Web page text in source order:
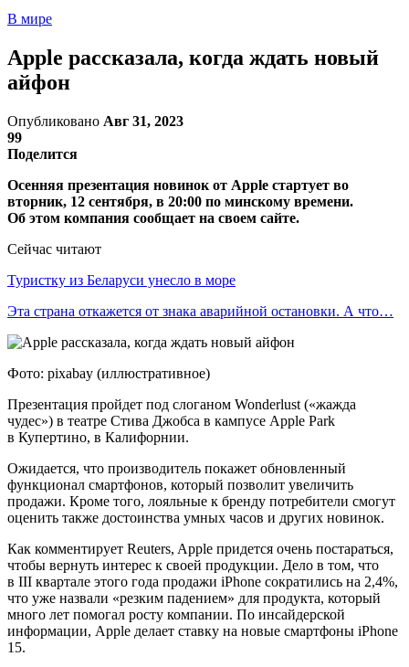
В мире
Apple рассказала, когда ждать новый
айфон
Опубликовано Авг 31, 2023
99
Поделится
Осенняя презентация новинок от Apple стартует во
вторник, 12 сентября, в 20:00 по минскому времени.
Об этом компания сообщает на своем сайте.
Сейчас читают
Туристку из Беларуси унесло в море
Эта страна откажется от знака аварийной остановки. А что…
Фото: pixabay (иллюстративное)
Презентация пройдет под слоганом Wonderlust («жажда
чудес») в театре Стива Джобса в кампусе Apple Park
в Купертино, в Калифорнии.
Ожидается, что производитель покажет обновленный
функционал смартфонов, который позволит увеличить
продажи. Кроме того, лояльные к бренду потребители смогут
оценить также достоинства умных часов и других новинок.
Как комментирует Reuters, Apple придется очень постараться,
чтобы вернуть интерес к своей продукции. Дело в том, что
в III квартале этого года продажи iPhone сократились на 2,4%,
что уже назвали «резким падением» для продукта, который
много лет помогал росту компании. По инсайдерской
информации, Apple делает ставку на новые смартфоны iPhone
15.